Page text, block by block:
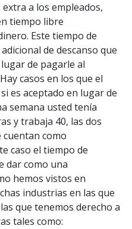
a los empleados,
tiempo libre
Este tiempo de
de descanso que
de pagarle al
casos en los que el
es aceptado en lugar de
semana usted tenía
y trabaja 40, las dos
como
caso el tiempo de
dar como una
hemos vistos en
industrias en las que
que tenemos derecho a
tales como: